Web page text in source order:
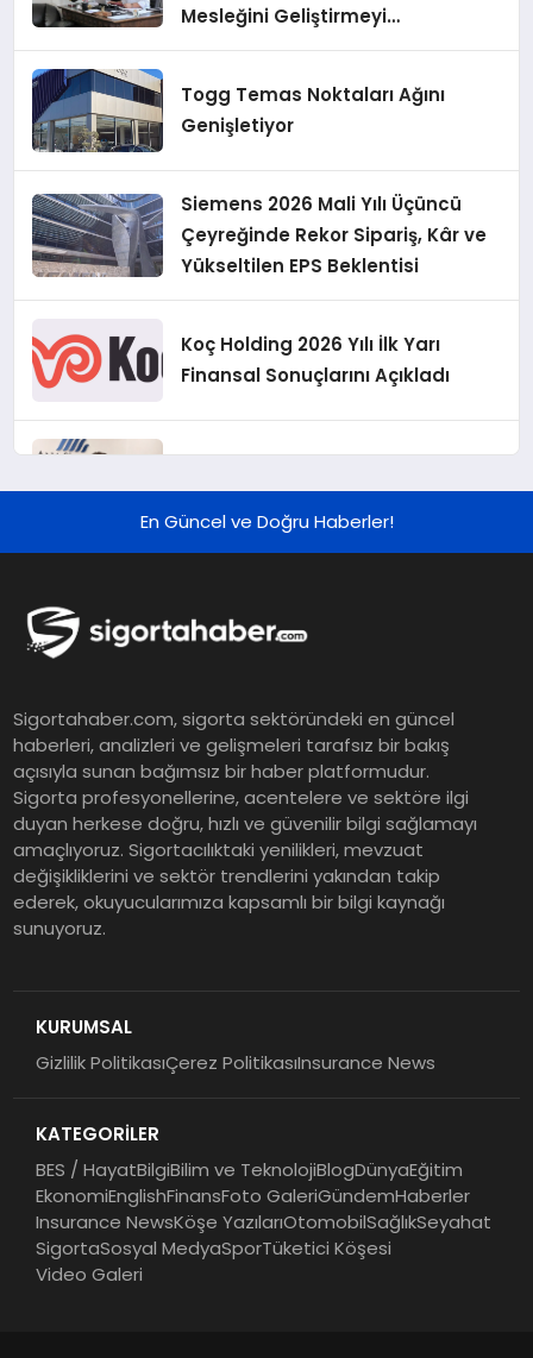
Mesleğini Geliştirmeyi
Hedefliyoruz”
Togg Temas Noktaları Ağını
Genişletiyor
Siemens 2026 Mali Yılı Üçüncü
Çeyreğinde Rekor Sipariş, Kâr ve
Yükseltilen EPS Beklentisi
Koç Holding 2026 Yılı İlk Yarı
Finansal Sonuçlarını Açıkladı
Grup Müdürü Olarak Atandı
ürünleri uzun vadeyi tutuyor
Şekerbank 2026 İlk Yarı Finansal
Sonuçları
ING Türkiye 2026 Yılının İlk
Yarısına İlişkin Konsolide Finansal
Sonuçlarını Açıkladı
En Güncel ve Doğru Haberler!
Sigortahaber.com, sigorta sektöründeki en güncel
haberleri, analizleri ve gelişmeleri tarafsız bir bakış
açısıyla sunan bağımsız bir haber platformudur.
Sigorta profesyonellerine, acentelere ve sektöre ilgi
duyan herkese doğru, hızlı ve güvenilir bilgi sağlamayı
amaçlıyoruz. Sigortacılıktaki yenilikleri, mevzuat
değişikliklerini ve sektör trendlerini yakından takip
ederek, okuyucularımıza kapsamlı bir bilgi kaynağı
sunuyoruz.
KURUMSAL
Gizlilik PolitikasıÇerez PolitikasıInsurance News
KATEGORİLER
BES / HayatBilgiBilim ve TeknolojiBlogDünyaEğitim
EkonomiEnglishFinansFoto GaleriGündemHaberler
Insurance NewsKöşe YazılarıOtomobilSağlıkSeyahat
SigortaSosyal MedyaSporTüketici Köşesi
Video Galeri